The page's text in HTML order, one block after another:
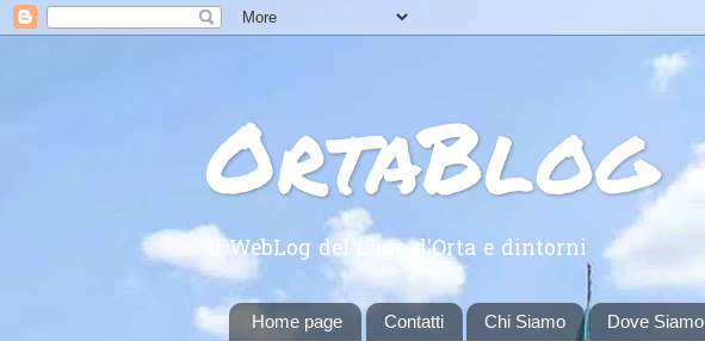
OrtaBlog
Il WebLog del Lago d'Orta e dintorni
Home page Contatti Chi Siamo Dove Siamo